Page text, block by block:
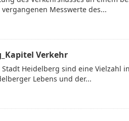
Messwerte des...
Verkehr
Heidelberg sind eine Vielzahl
Lebens und der...